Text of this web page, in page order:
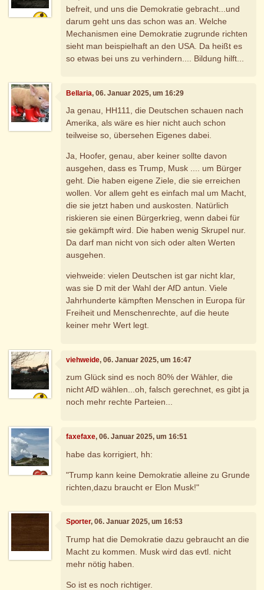
befreit, und uns die Demokratie gebracht...und
darum geht uns das schon was an. Welche
Mechanismen eine Demokratie zugrunde richten
sieht man beispielhaft an den USA. Da heißt es
so etwas bei uns zu verhindern.... Bildung hilft...
Bellaria, 06. Januar 2025, um 16:29
Ja genau, HH111, die Deutschen schauen nach
Amerika, als wäre es hier nicht auch schon
teilweise so, übersehen Eigenes dabei.
Ja, Hoofer, genau, aber keiner sollte davon
ausgehen, dass es Trump, Musk .... um Bürger
geht. Die haben eigene Ziele, die sie erreichen
wollen. Vor allem geht es einfach mal um Macht,
die sie jetzt haben und auskosten. Natürlich
riskieren sie einen Bürgerkrieg, wenn dabei für
sie gekämpft wird. Die haben wenig Skrupel nur.
Da darf man nicht von sich oder alten Werten
ausgehen.
viehweide: vielen Deutschen ist gar nicht klar,
was sie D mit der Wahl der AfD antun. Viele
Jahrhunderte kämpften Menschen in Europa für
Freiheit und Menschenrechte, auf die heute
keiner mehr Wert legt.
viehweide, 06. Januar 2025, um 16:47
zum Glück sind es noch 80% der Wähler, die
nicht AfD wählen...oh, falsch gerechnet, es gibt ja
noch mehr rechte Parteien...
faxefaxe, 06. Januar 2025, um 16:51
habe das korrigiert, hh:
"Trump kann keine Demokratie alleine zu Grunde
richten,dazu braucht er Elon Musk!"
Sporter, 06. Januar 2025, um 16:53
Trump hat die Demokratie dazu gebraucht an die
Macht zu kommen. Musk wird das evtl. nicht
mehr nötig haben.
So ist es noch richtiger.